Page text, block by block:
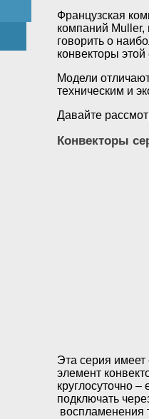
Французская
компаний Muller,
говорить о
конвекторы
Модели
техническим и
Давайте
Конвекторы
Эта серия
элемент
круглосуточно –
подключать
воспламенения